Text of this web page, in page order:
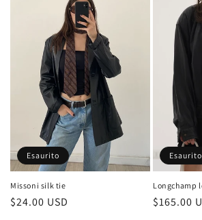
listino
Esaurito
Missoni silk tie
Prezzo
$24.00 USD
Esaurito
Longchamp
Prezzo
$165.00